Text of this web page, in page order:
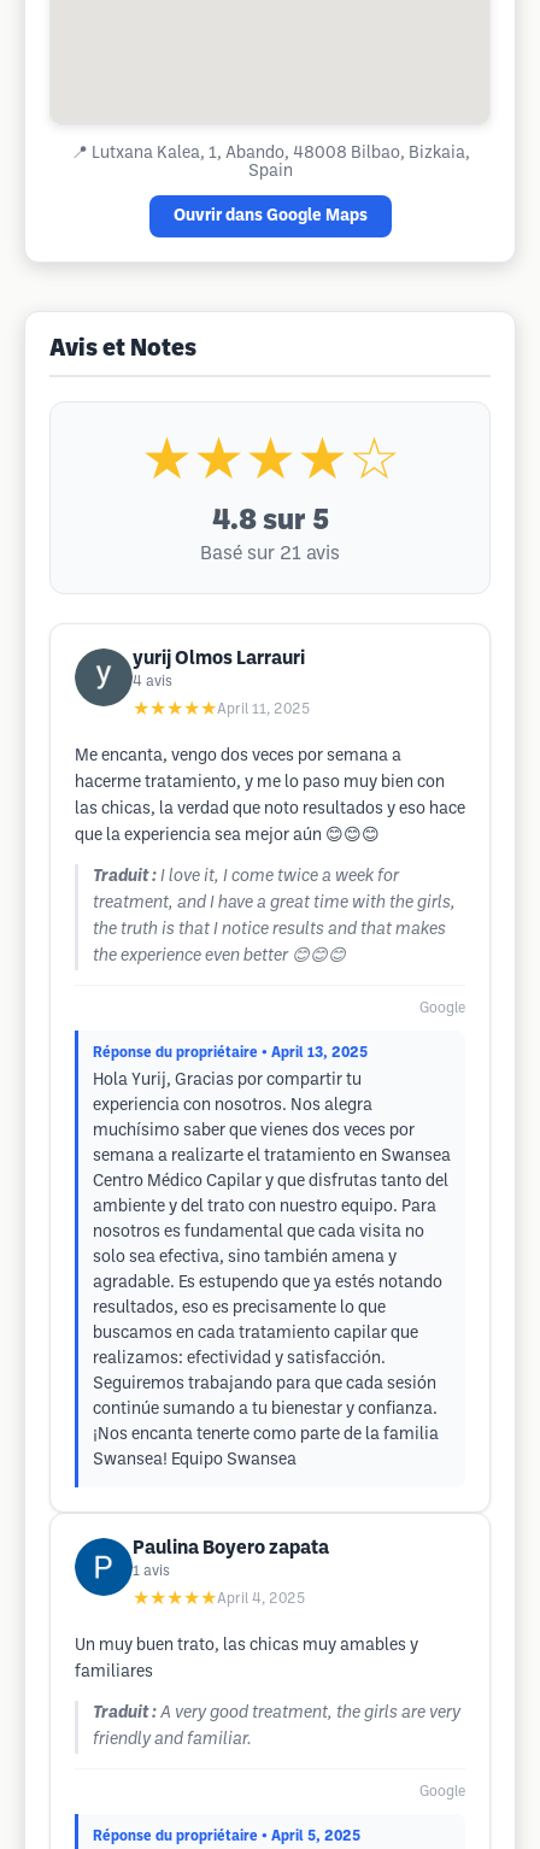
📍 Lutxana Kalea, 1, Abando, 48008 Bilbao, Bizkaia,
Spain
Ouvrir dans Google Maps
Avis et Notes
★★★★☆
4.8 sur 5
Basé sur 21 avis
yurij Olmos Larrauri
4 avis
★★★★★April 11, 2025
Me encanta, vengo dos veces por semana a
hacerme tratamiento, y me lo paso muy bien con
las chicas, la verdad que noto resultados y eso hace
que la experiencia sea mejor aún 😊😊😊
Traduit : I love it, I come twice a week for
treatment, and I have a great time with the girls,
the truth is that I notice results and that makes
the experience even better 😊😊😊
Google
Réponse du propriétaire • April 13, 2025
Hola Yurij, Gracias por compartir tu
experiencia con nosotros. Nos alegra
muchísimo saber que vienes dos veces por
semana a realizarte el tratamiento en Swansea
Centro Médico Capilar y que disfrutas tanto del
ambiente y del trato con nuestro equipo. Para
nosotros es fundamental que cada visita no
solo sea efectiva, sino también amena y
agradable. Es estupendo que ya estés notando
resultados, eso es precisamente lo que
buscamos en cada tratamiento capilar que
realizamos: efectividad y satisfacción.
Seguiremos trabajando para que cada sesión
continúe sumando a tu bienestar y confianza.
¡Nos encanta tenerte como parte de la familia
Swansea! Equipo Swansea
Paulina Boyero zapata
1 avis
★★★★★April 4, 2025
Un muy buen trato, las chicas muy amables y
familiares
Traduit : A very good treatment, the girls are very
friendly and familiar.
Google
Réponse du propriétaire • April 5, 2025